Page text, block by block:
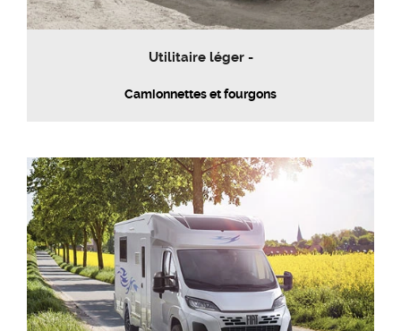
Utilitaire léger -
Camionnettes et fourgons